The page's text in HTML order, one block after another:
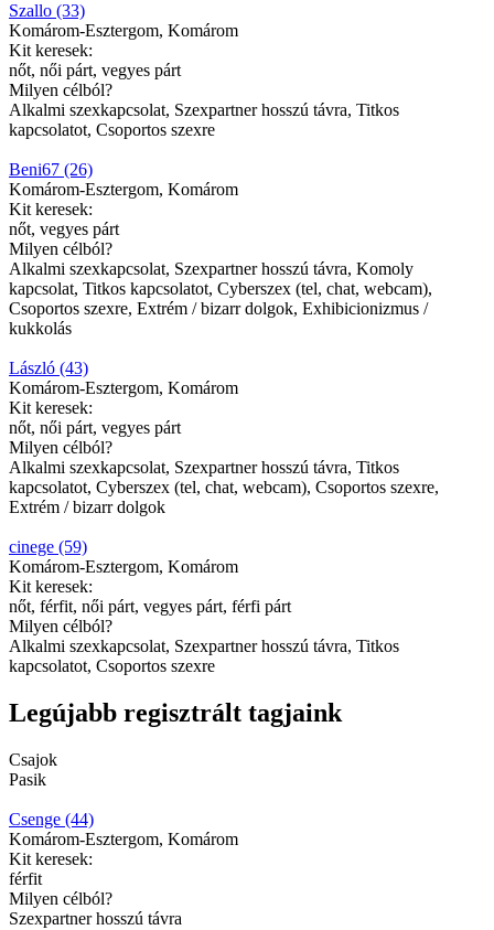
Szallo (33)
Komárom-Esztergom, Komárom
Kit keresek:
nőt, női párt, vegyes párt
Milyen célból?
Alkalmi szexkapcsolat, Szexpartner hosszú távra, Titkos
kapcsolatot, Csoportos szexre
Beni67 (26)
Komárom-Esztergom, Komárom
Kit keresek:
nőt, vegyes párt
Milyen célból?
Alkalmi szexkapcsolat, Szexpartner hosszú távra, Komoly
kapcsolat, Titkos kapcsolatot, Cyberszex (tel, chat, webcam),
Csoportos szexre, Extrém / bizarr dolgok, Exhibicionizmus /
kukkolás
László (43)
Komárom-Esztergom, Komárom
Kit keresek:
nőt, női párt, vegyes párt
Milyen célból?
Alkalmi szexkapcsolat, Szexpartner hosszú távra, Titkos
kapcsolatot, Cyberszex (tel, chat, webcam), Csoportos szexre,
Extrém / bizarr dolgok
cinege (59)
Komárom-Esztergom, Komárom
Kit keresek:
nőt, férfit, női párt, vegyes párt, férfi párt
Milyen célból?
Alkalmi szexkapcsolat, Szexpartner hosszú távra, Titkos
kapcsolatot, Csoportos szexre
Legújabb regisztrált tagjaink
Csajok
Pasik
Csenge (44)
Komárom-Esztergom, Komárom
Kit keresek:
férfit
Milyen célból?
Szexpartner hosszú távra